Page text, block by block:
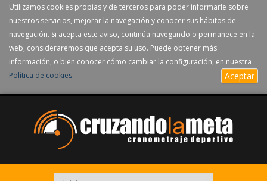
Utilizamos cookies propias y de terceros para poder informarle sobre
nuestros servicios, mejorar la navegación y conocer sus hábitos de
navegación. Si acepta este aviso, continúa navegando o permanece en la
web, consideraremos que acepta su uso. Puede obtener más
información, o bien conocer cómo cambiar la configuración, en nuestra
Política de cookies. Aceptar